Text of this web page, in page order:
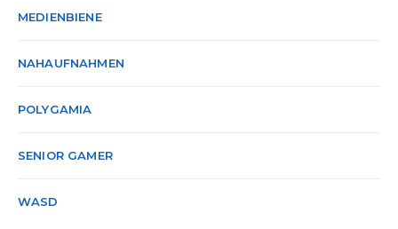
MEDIENBIENE
NAHAUFNAHMEN
POLYGAMIA
SENIOR GAMER
WASD